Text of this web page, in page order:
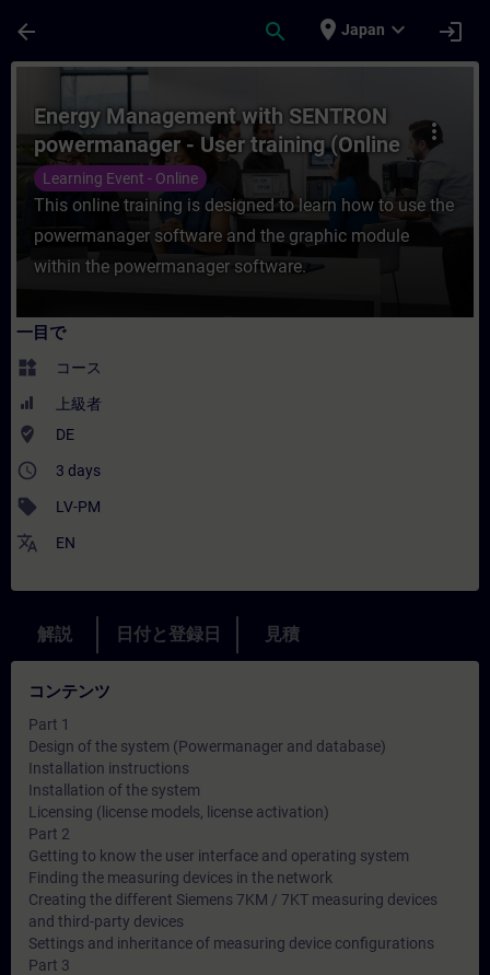
arrow_back search place Japan expand_more login
コース - Energy Management with
more_vert
Energy Management with SENTRON
powermanager - User training (Online
Training)
Learning Event - Online
This online training is designed to learn how to use the
powermanager software and the graphic module
within the powermanager software.
一目で
widgets コース
上級者
where_to_vote DE
access_time 3 days
sell LV-PM
translate EN
解説 日付と登録日 見積
コンテンツ
Part 1
Design of the system (Powermanager and database)
Installation instructions
Installation of the system
Licensing (license models, license activation)
Part 2
Getting to know the user interface and operating system
Finding the measuring devices in the network
Creating the different Siemens 7KM / 7KT measuring devices
and third-party devices
Settings and inheritance of measuring device configurations
Part 3